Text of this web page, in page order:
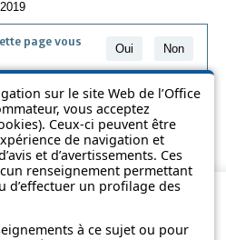
sur le site Web de l’Office
vous acceptez
Ceux-ci peuvent être
de navigation et
et d’avertissements. Ces
renseignement permettant
d’effectuer un profilage des
à ce sujet ou pour
page vous
Oui Non
page a été vulgarisée pour en
ne remplace pas les textes des lois